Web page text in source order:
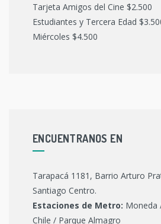
Tarjeta Amigos del Cine $2.500
Estudiantes y Tercera Edad
Miércoles $4.500
ENCUENTRANOS EN
Tarapacá 1181, Barrio Arturo
Santiago Centro.
Estaciones de Metro: Moneda
Chile / Parque Almagro